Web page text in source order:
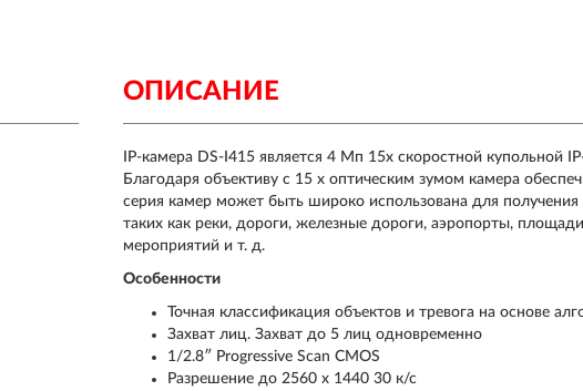
ОПИСАНИЕ
IP-камера DS-I415 является 4 Мп 15х скоростной купольной
Благодаря объективу с 15 x оптическим зумом камера
серия камер может быть широко использована для
таких как реки, дороги, железные дороги, аэропорты,
мероприятий и т. д.
Особенности
Точная классификация объектов и тревога на основе
Захват лиц. Захват до 5 лиц одновременно
1/2.8″ Progressive Scan CMOS
Разрешение до 2560 x 1440 30 к/с